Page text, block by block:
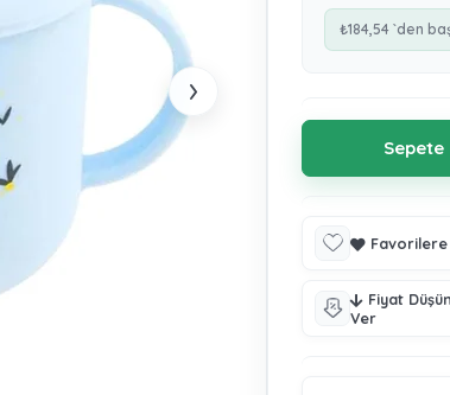
›
₺184,54 `den
Favorilere
Fiyat
Ver